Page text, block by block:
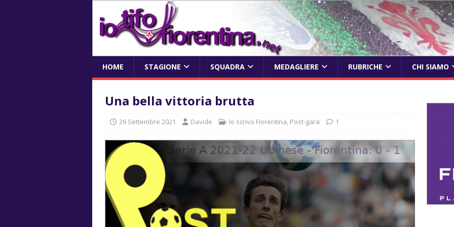
HOME STAGIONE SQUADRA MEDAGLIERE RUBRICHE CHI SIAMO
Una bella vittoria brutta
26 Settembre 2021 Davide Io scrivo Fiorentina, Post-gara 1